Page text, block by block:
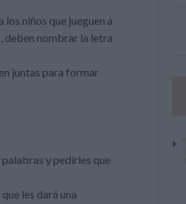
niños que jueguen a
deben nombrar la letra
juntas para formar
y pedirles que
les dará una